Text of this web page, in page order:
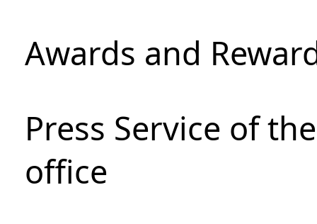
Awards and
Press Service of
office